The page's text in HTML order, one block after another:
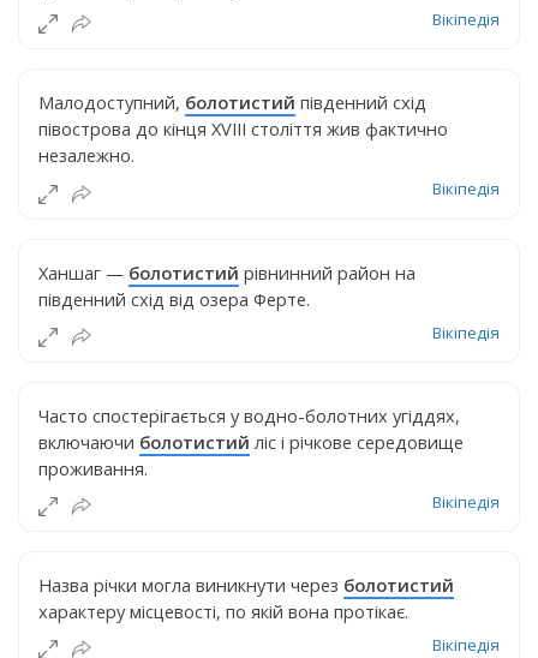
Вікіпедія
Малодоступний, болотистий південний схід
півострова до кінця XVIII століття жив фактично
незалежно.
Вікіпедія
Ханшаг — болотистий рівнинний район на
південний схід від озера Ферте.
Вікіпедія
Часто спостерігається у водно-болотних угіддях,
включаючи болотистий ліс і річкове середовище
проживання.
Вікіпедія
Назва річки могла виникнути через болотистий
характеру місцевості, по якій вона протікає.
Вікіпедія